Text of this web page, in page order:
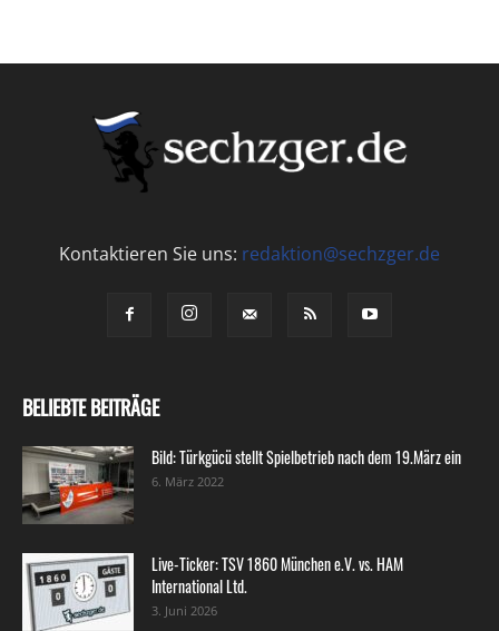
Kontaktieren Sie uns: redaktion@sechzger.de
BELIEBTE BEITRÄGE
Bild: Türkgücü stellt Spielbetrieb nach dem 19.März ein
6. März 2022
Live-Ticker: TSV 1860 München e.V. vs. HAM
International Ltd.
3. Juni 2026